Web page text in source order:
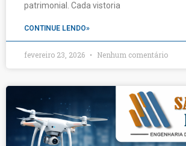
patrimonial. Cada vistoria
CONTINUE LENDO»
fevereiro 23, 2026 Nenhum comentário